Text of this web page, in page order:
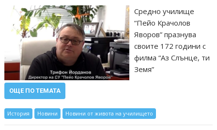
Средно училище
“Пейо Крачолов
Яворов” празнува
своите 172 години с
филма “Аз Слънце, ти
Земя”
ОЩЕ ПО ТЕМАТА
История Новини Новини от живота на училището